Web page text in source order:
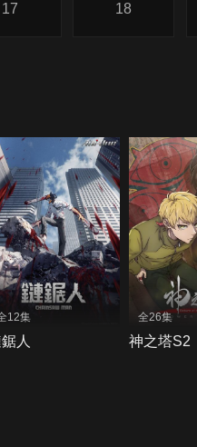
17 18
12集
人
全26集
神之塔S2